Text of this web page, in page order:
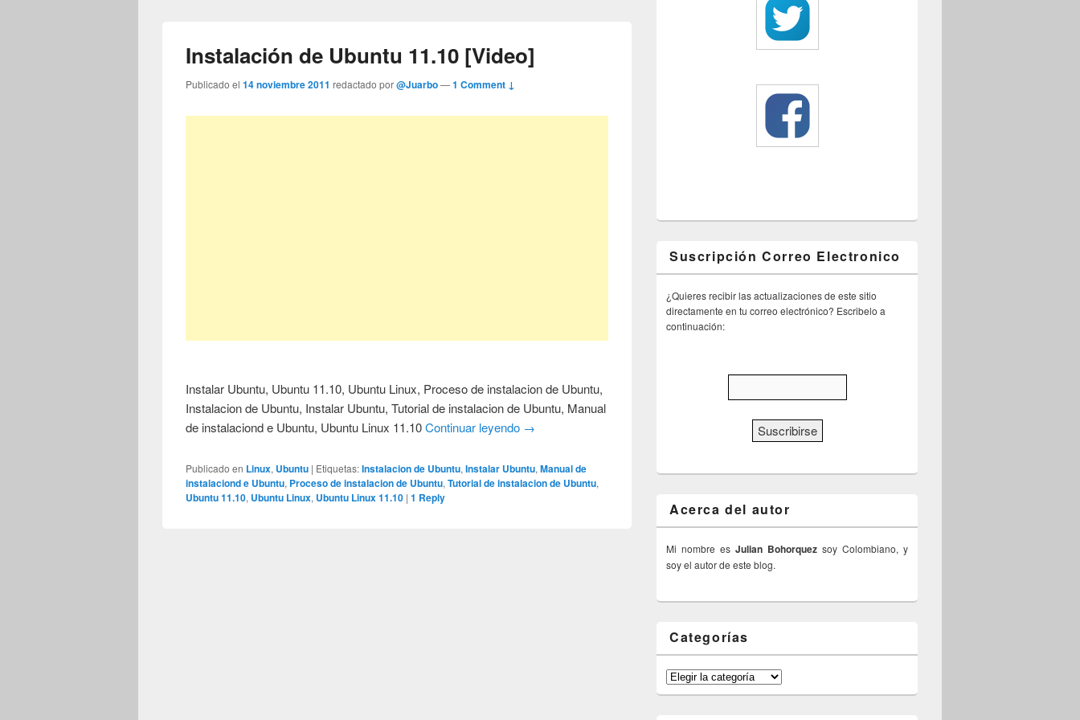
Instalación de Ubuntu 11.10 [Video]
Publicado el14 noviembre 2011 redactado por@Juarbo—1 Comment ↓
Instalar Ubuntu, Ubuntu 11.10, Ubuntu Linux, Proceso de instalacion de Ubuntu,
Instalacion de Ubuntu, Instalar Ubuntu, Tutorial de instalacion de Ubuntu, Manual
de instalaciond e Ubuntu, Ubuntu Linux 11.10Continuar leyendo →
Publicado en Linux, Ubuntu | Etiquetas:Instalacion de Ubuntu,Instalar Ubuntu,Manual de
instalaciond e Ubuntu, Proceso de instalacion de Ubuntu,Tutorial de instalacion de Ubuntu,
Ubuntu 11.10, Ubuntu Linux, Ubuntu Linux 11.10 |1 Reply
Suscripción Correo Electronico
¿Quieres recibir las actualizaciones de este sitio
directamente en tu correo electrónico? Escribelo a
continuación:
Acerca del autor
Mi nombre es Julian Bohorquez soy Colombiano, y
soy el autor de este blog.
Categorías
Categorías